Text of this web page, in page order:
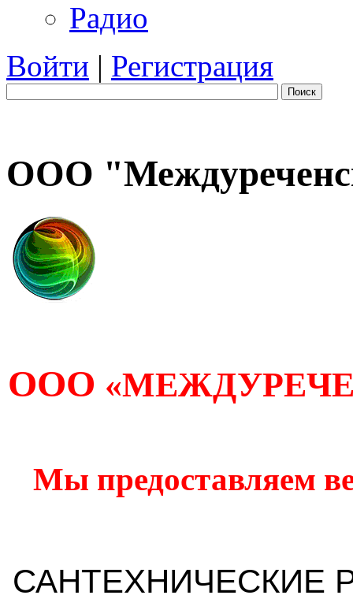
Радио
Войти | Регистрация
Поиск
ООО
ООО
Мы предоставляем
САНТЕХНИЧЕСКИЕ